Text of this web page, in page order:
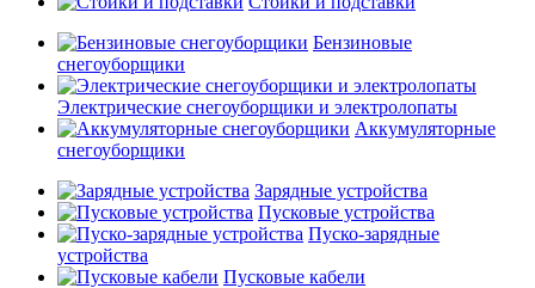
Бензиновые
снегоуборщики
Электрические снегоуборщики и электролопаты
Аккумуляторные
снегоуборщики
Зарядные устройства
Пусковые устройства
Пуско-зарядные
устройства
Пусковые кабели